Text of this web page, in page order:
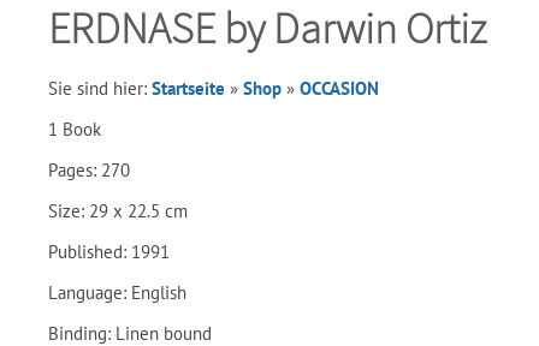
ERDNASE by Darwin Ortiz
Sie sind hier: Startseite » Shop » OCCASION
1 Book
Pages: 270
Size: 29 x 22.5 cm
Published: 1991
Language: English
Binding: Linen bound